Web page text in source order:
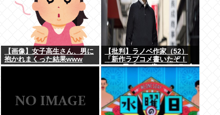
【画像】女子高生さん、男に
抱かれまくった結果www
【批判】ラノベ作家（52）
「新作ラブコメ書いたぞ！
ｗ」X民「いい歳こいてラブ
コメ（笑）恥ずかしくない
の？」←やめたれｗと話題に